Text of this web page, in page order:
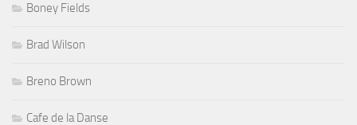
Boney Fields
Brad Wilson
Breno Brown
Cafe de la Danse